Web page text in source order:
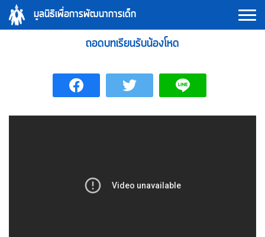
Skip
มูลนิธิเพื่อการพัฒนาการเด็ก
ถอดบทเรียนรับน้องโหด